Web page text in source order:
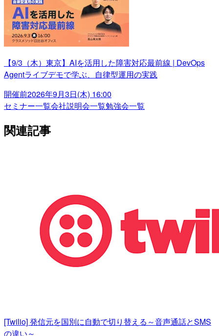
【9/3（木）東京】AIを活用した障害対応最前線 | DevOps
Agentライブデモで学ぶ、自律型運用の実践
開催前2026年9月3日(木) 16:00
セミナー一覧会社説明会一覧勉強会一覧
関連記事
[Twilio] 発信元を国別に自動で切り替える～音声通話とSMS
の違い～